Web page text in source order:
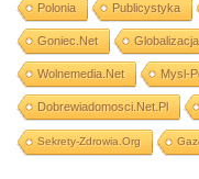
Polonia Publicystyka
Goniec.net Globalizacja
Wolnemedia.net Mysl-
Dobrewiadomosci.net.pl
Sekrety-Zdrowia.org